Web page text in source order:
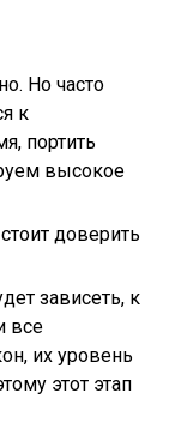
Но часто
к
портить
высокое
доверить
зависеть, к
все
их уровень
этот этап